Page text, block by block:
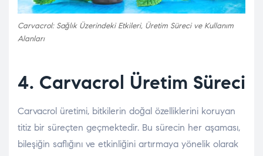
Carvacrol: Sağlık Üzerindeki Etkileri, Üretim Süreci ve Kullanım
Alanları
4. Carvacrol Üretim Süreci
Carvacrol üretimi, bitkilerin doğal özelliklerini koruyan
titiz bir süreçten geçmektedir. Bu sürecin her aşaması,
bileşiğin saflığını ve etkinliğini artırmaya yönelik olarak